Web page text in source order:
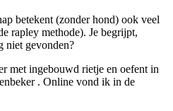
betekent (zonder hond) ook veel
rapley methode). Je begrijpt,
niet gevonden?
met ingebouwd rietje en oefent in
. Online vond ik in de